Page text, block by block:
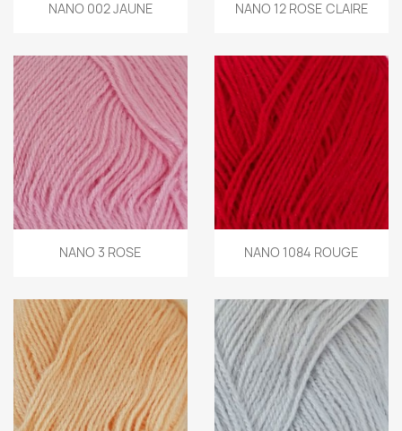
NANO 002 JAUNE NANO 12 ROSE CLAIRE
NANO 3 ROSE NANO 1084 ROUGE